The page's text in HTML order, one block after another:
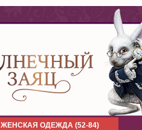
ЖЕНСКАЯ ОДЕЖДА (52-84)